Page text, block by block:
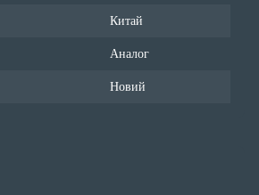
Китай
Аналог
Новий